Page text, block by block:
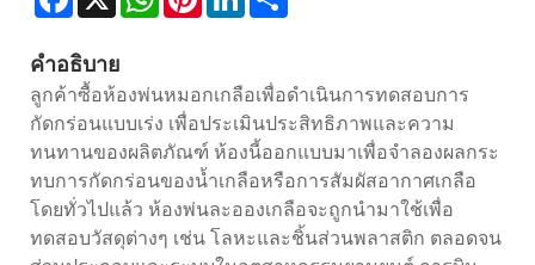
คำอธิบาย
ลูกค้าซื้อห้องพ่นหมอกเกลือเพื่อดำเนินการทดสอบการ
กัดกร่อนแบบเร่ง เพื่อประเมินประสิทธิภาพและความ
ทนทานของผลิตภัณฑ์ ห้องนี้ออกแบบมาเพื่อจำลองผลกระ
ทบการกัดกร่อนของน้ำเกลือหรือการสัมผัสอากาศเกลือ
โดยทั่วไปแล้ว ห้องพ่นละอองเกลือจะถูกนำมาใช้เพื่อ
ทดสอบวัสดุต่างๆ เช่น โลหะและชิ้นส่วนพลาสติก ตลอดจน